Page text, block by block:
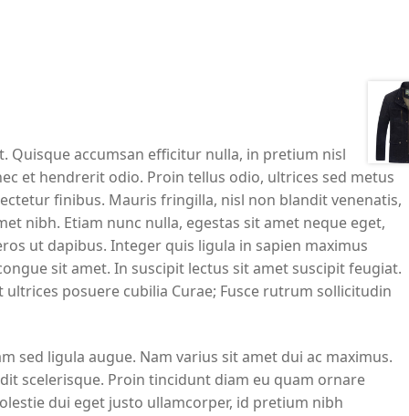
Quisque accumsan efficitur nulla, in pretium nisl
et hendrerit odio. Proin tellus odio, ultrices sed metus
finibus. Mauris fringilla, nisl non blandit venenatis,
nibh. Etiam nunc nulla, egestas sit amet neque eget,
ut dapibus. Integer quis ligula in sapien maximus
sit amet. In suscipit lectus sit amet suscipit feugiat.
posuere cubilia Curae; Fusce rutrum sollicitudin
sed ligula augue. Nam varius sit amet dui ac maximus.
scelerisque. Proin tincidunt diam eu quam ornare
dui eget justo ullamcorper, id pretium nibh